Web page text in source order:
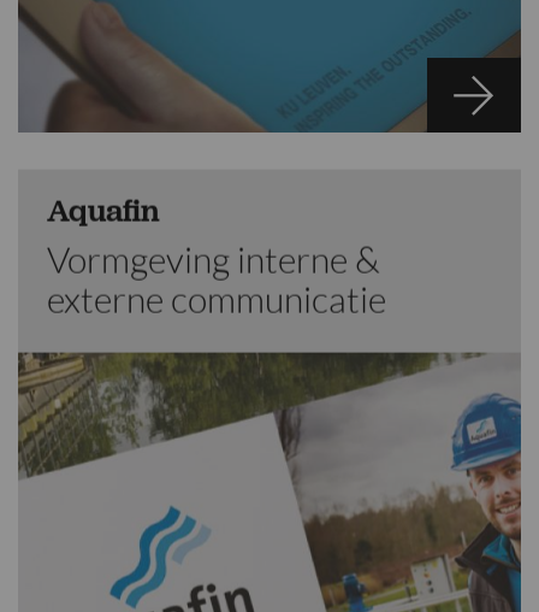
Aquafin
Vormgeving interne &
externe communicatie